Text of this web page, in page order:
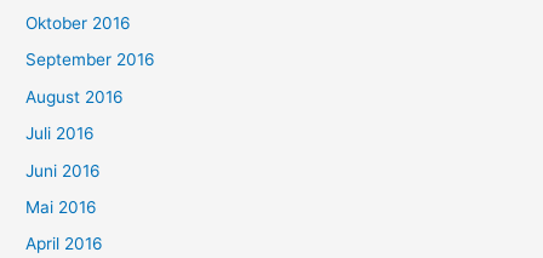
Oktober 2016
September 2016
August 2016
Juli 2016
Juni 2016
Mai 2016
April 2016